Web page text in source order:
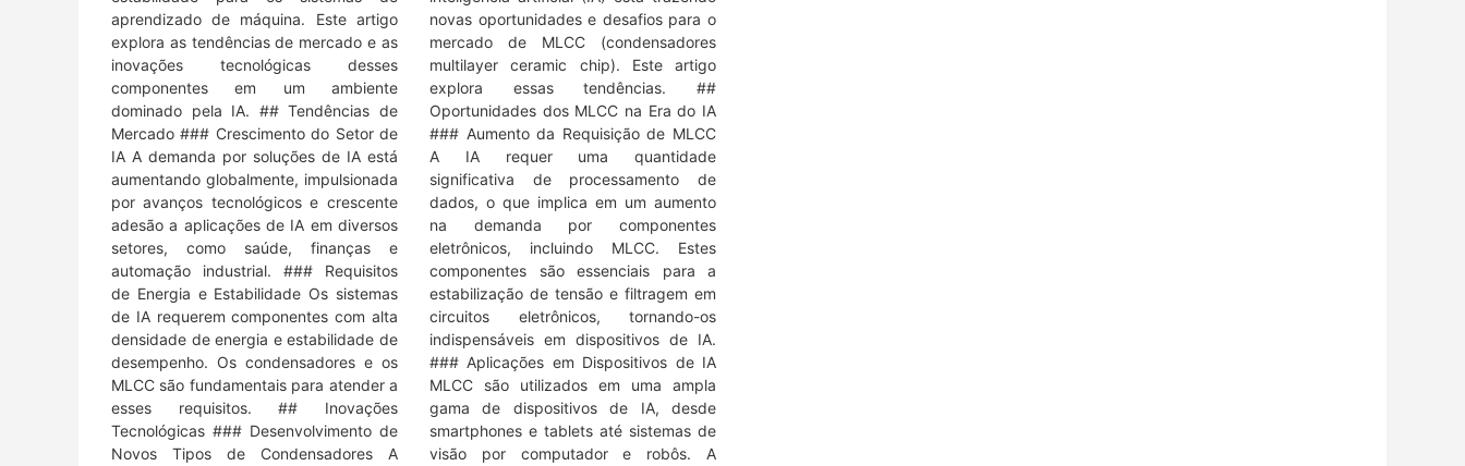
aprendizado de máquina. Este artigo
explora as tendências de mercado e as
inovações tecnológicas desses
componentes em um ambiente
dominado pela IA. ## Tendências de
Mercado ### Crescimento do Setor de
IA A demanda por soluções de IA está
aumentando globalmente, impulsionada
por avanços tecnológicos e crescente
adesão a aplicações de IA em diversos
setores, como saúde, finanças e
automação industrial. ### Requisitos
de Energia e Estabilidade Os sistemas
de IA requerem componentes com alta
densidade de energia e estabilidade de
desempenho. Os condensadores e os
MLCC são fundamentais para atender a
esses requisitos. ## Inovações
Tecnológicas ### Desenvolvimento de
Novos Tipos de Condensadores A
novas oportunidades e desafios para o
mercado de MLCC (condensadores
multilayer ceramic chip). Este artigo
explora essas tendências. ##
Oportunidades dos MLCC na Era do IA
### Aumento da Requisição de MLCC
A IA requer uma quantidade
significativa de processamento de
dados, o que implica em um aumento
na demanda por componentes
eletrônicos, incluindo MLCC. Estes
componentes são essenciais para a
estabilização de tensão e filtragem em
circuitos eletrônicos, tornando-os
indispensáveis em dispositivos de IA.
### Aplicações em Dispositivos de IA
MLCC são utilizados em uma ampla
gama de dispositivos de IA, desde
smartphones e tablets até sistemas de
visão por computador e robôs. A